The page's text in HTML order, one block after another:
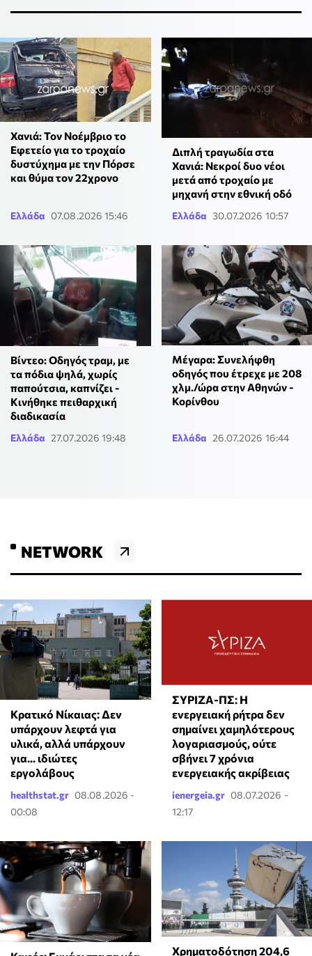
Χανιά: Τον Νοέμβριο το
Εφετείο για το τροχαίο
δυστύχημα με την Πόρσε
και θύμα τον 22χρονο
Ελλάδα 07.08.2026 15:46
Διπλή τραγωδία στα
Χανιά: Νεκροί δυο νέοι
μετά από τροχαίο με
μηχανή στην εθνική οδό
Ελλάδα 30.07.2026 10:57
Βίντεο: Οδηγός τραμ, με
τα πόδια ψηλά, χωρίς
παπούτσια, καπνίζει -
Κινήθηκε πειθαρχική
διαδικασία
Ελλάδα 27.07.2026 19:48
Μέγαρα: Συνελήφθη
οδηγός που έτρεχε με 208
χλμ./ώρα στην Αθηνών -
Κορίνθου
Ελλάδα 26.07.2026 16:44
NETWORK
Κρατικό Νίκαιας: Δεν
υπάρχουν λεφτά για
υλικά, αλλά υπάρχουν
για... ιδιώτες
εργολάβους
healthstat.gr 08.08.2026 -
00:08
ΣΥΡΙΖΑ-ΠΣ: Η
ενεργειακή ρήτρα δεν
σημαίνει χαμηλότερους
λογαριασμούς, ούτε
σβήνει 7 χρόνια
ενεργειακής ακρίβειας
ienergeia.gr 08.07.2026 -
12:17
Χρηματοδότηση 204,6